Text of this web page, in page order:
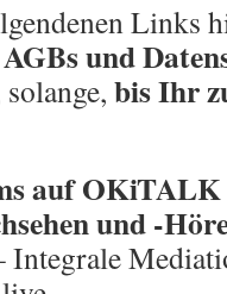
Links
AGBs und
solange, bis Ihr
auf
und -